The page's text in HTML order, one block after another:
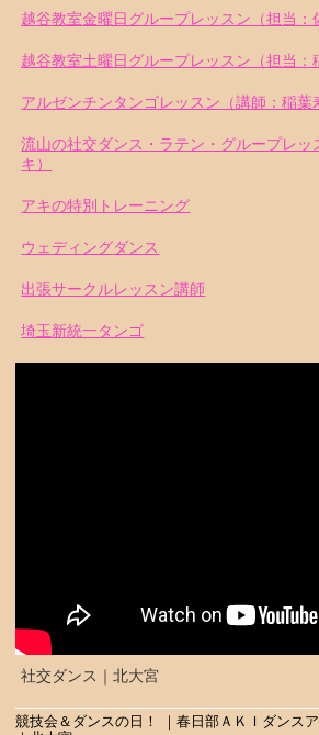
越谷教室金曜日グループレッスン（担当：
越谷教室土曜日グループレッスン（担当：
アルゼンチンタンゴレッスン（講師：稲葉
流山の社交ダンス・ラテン・グループレッ
キ）
アキの特別トレーニング
ウェディングダンス
出張サークルレッスン講師
埼玉新統一タンゴ
社交ダンス｜北大宮
競技会＆ダンスの日！ ｜春日部ＡＫＩダンス